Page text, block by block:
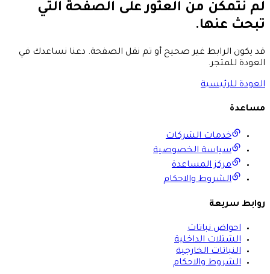
لم نتمكن من العثور على الصفحة التي
تبحث عنها.
قد يكون الرابط غير صحيح أو تم نقل الصفحة. دعنا نساعدك في
العودة للمتجر.
العودة للرئيسية
مساعدة
خدمات الشركات
سياسة الخصوصية
مركز المساعدة
الشروط والاحكام
روابط سريعة
احواض نباتات
الشتلات الداخلية
النباتات الخارجية
الشروط والاحكام